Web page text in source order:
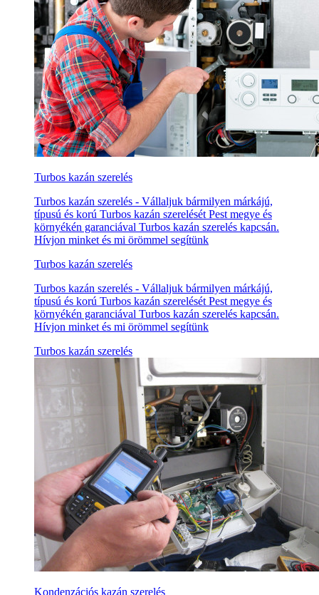
Turbos kazán szerelés
Turbos kazán szerelés - Vállaljuk bármilyen márkájú,
típusú és korú Turbos kazán szerelését Pest megye és
környékén garanciával Turbos kazán szerelés kapcsán.
Hívjon minket és mi örömmel segítünk
Turbos kazán szerelés
Turbos kazán szerelés - Vállaljuk bármilyen márkájú,
típusú és korú Turbos kazán szerelését Pest megye és
környékén garanciával Turbos kazán szerelés kapcsán.
Hívjon minket és mi örömmel segítünk
Turbos kazán szerelés
Kondenzációs kazán szerelés